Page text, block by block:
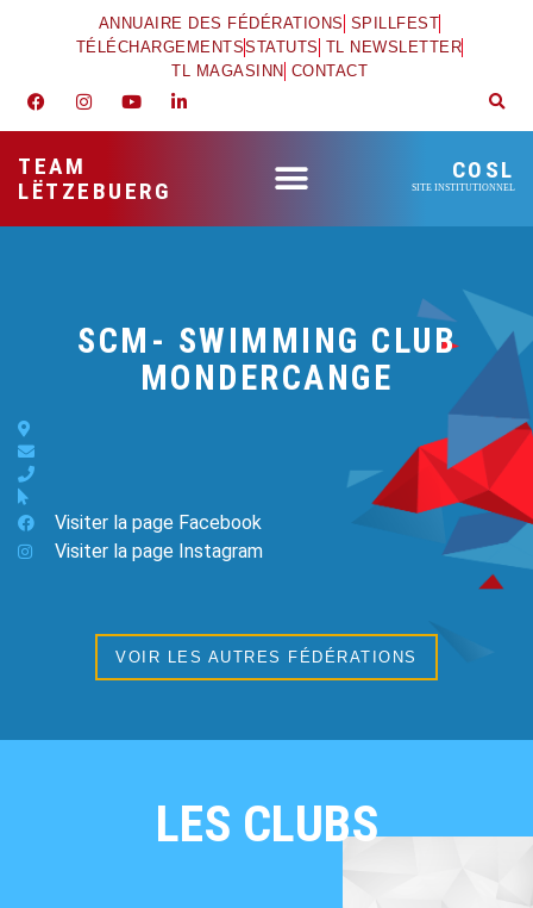
ANNUAIRE DES FÉDÉRATIONS SPILLFEST
TÉLÉCHARGEMENTSSTATUTS TL NEWSLETTER
TL MAGASINN CONTACT
TEAM
LËTZEBUERG
COSL
SITE INSTITUTIONNEL
SCM- SWIMMING CLUB
MONDERCANGE
Visiter la page Facebook
Visiter la page Instagram
VOIR LES AUTRES FÉDÉRATIONS
LES CLUBS